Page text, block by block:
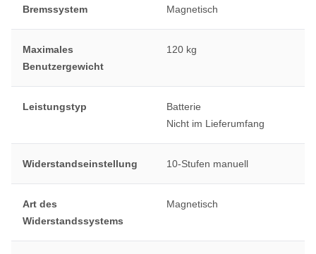
Bremssystem Magnetisch
Maximales
Benutzergewicht
120 kg
Leistungstyp
Batterie
Nicht im Lieferumfang
Widerstandseinstellung 10-Stufen manuell
Art des
Widerstandssystems
Magnetisch